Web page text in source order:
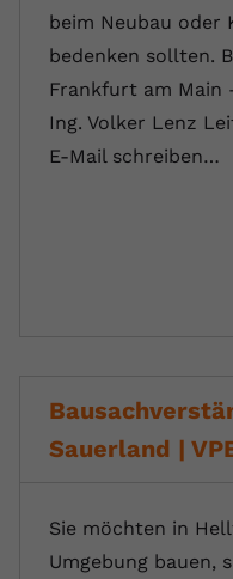
beim Neubau oder
bedenken sollten.
Frankfurt am Main
Ing. Volker Lenz
E-Mail schreiben…
Sauerland |
Sie möchten in
Umgebung bauen,